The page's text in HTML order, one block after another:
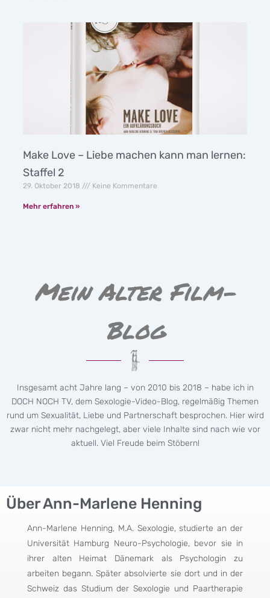
Make Love – Liebe machen kann man lernen:
Staffel 2
29. Oktober 2018 Keine Kommentare
Mehr erfahren »
Mein Alter Film-
Blog
Insgesamt acht Jahre lang – von 2010 bis 2018 – habe ich in
DOCH NOCH TV, dem Sexologie-Video-Blog, regelmäßig Themen
rund um Sexualität, Liebe und Partnerschaft besprochen. Hier wird
zwar nicht mehr nachgelegt, aber viele Inhalte sind nach wie vor
aktuell. Viel Freude beim Stöbern!
Über Ann-Marlene Henning
Ann-Marlene Henning, M.A. Sexologie, studierte an der
Universität Hamburg Neuro-Psychologie, bevor sie in
ihrer alten Heimat Dänemark als Psychologin zu
arbeiten begann. Später absolvierte sie dort und in der
Schweiz das Studium der Sexologie und Paartherapie